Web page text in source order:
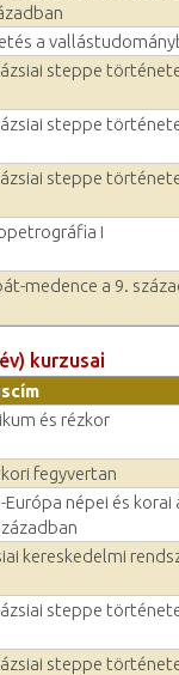
a
steppe
steppe
steppe
I
medence a 9.
kurzusai
és rézkor
fegyvertan
Európa népei és
kereskedelmi
steppe
steppe